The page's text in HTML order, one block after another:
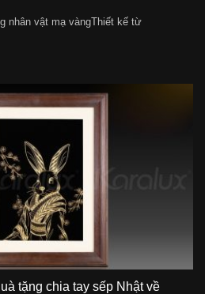
nhân vật mạ vàngThiết kế từ
tặng chia tay sếp Nhật về